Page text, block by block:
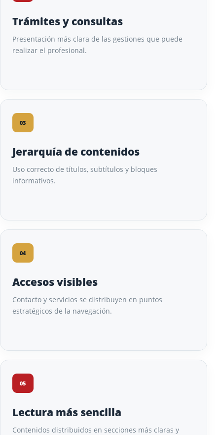
Trámites y consultas
Presentación más clara de las gestiones que puede
realizar el profesional.
03
Jerarquía de contenidos
Uso correcto de títulos, subtítulos y bloques
informativos.
04
Accesos visibles
Contacto y servicios se distribuyen en puntos
estratégicos de la navegación.
05
Lectura más sencilla
Contenidos distribuidos en secciones más claras y